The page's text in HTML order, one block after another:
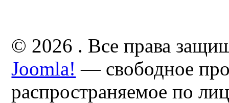
© 2026 . Все права
Joomla! — свободное
распространяемое по